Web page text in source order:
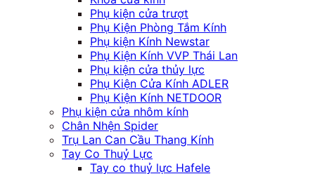
Phụ kiện cửa trượt
Phụ Kiện Phòng Tắm Kính
Phụ kiện Kính Newstar
Phụ Kiện Kính VVP Thái Lan
Phụ kiện cửa thủy lực
Phụ Kiện Cửa Kính ADLER
Phụ Kiện Kính NETDOOR
Phụ kiện cửa nhôm kính
Chân Nhện Spider
Trụ Lan Can Cầu Thang Kính
Tay Co Thuỷ Lực
Tay co thuỷ lực Hafele